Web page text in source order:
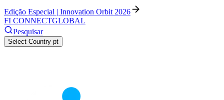
Edição Especial | Innovation Orbit 2026
FI CONNECTGLOBAL
Pesquisar
Select Country pt